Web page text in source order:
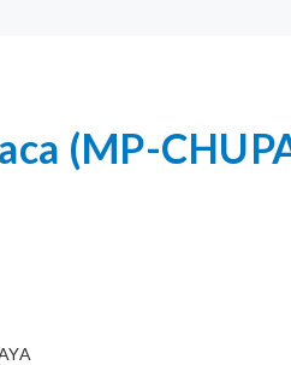
(MP-